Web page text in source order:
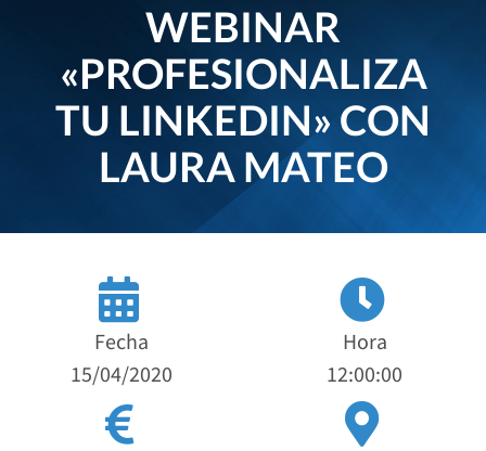
WEBINAR
«PROFESIONALIZA
TU LINKEDIN» CON
LAURA MATEO
Fecha
15/04/2020
Hora
12:00:00